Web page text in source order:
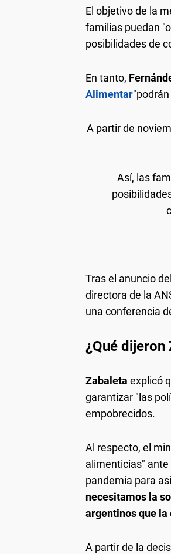
El objetivo de la
familias puedan
posibilidades de
En tanto,
Alimentar
A partir de
Así, las
Tras el anuncio
directora de la
una conferencia
¿Qué dijeron
Zabaleta explicó
garantizar "las
empobrecidos.
Al respecto, el
alimenticias" ante
pandemia para
necesitamos la
argentinos que la
A partir de la